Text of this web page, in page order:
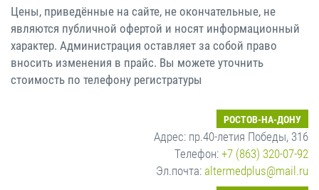
Цены, приведённые на сайте, не окончательные, не
являются публичной офертой и носят информационный
характер. Администрация оставляет за собой право
вносить изменения в прайс. Вы можете уточнить
стоимость по телефону регистратуры
РОСТОВ-НА-ДОНУ
Адрес: пр.40-летия Победы, 316
Телефон: +7 (863) 320-07-92
Эл.почта: altermedplus@mail.ru